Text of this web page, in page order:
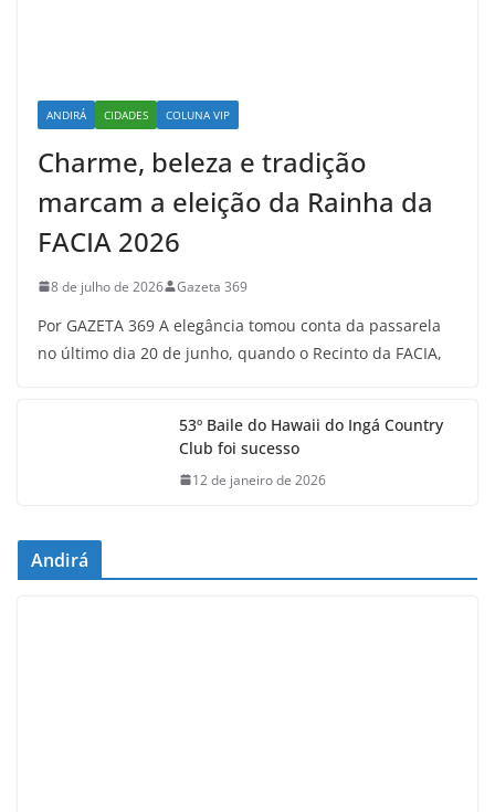
ANDIRÁ CIDADES COLUNA VIP
Charme, beleza e tradição
marcam a eleição da Rainha da
FACIA 2026
8 de julho de 2026 Gazeta 369
Por GAZETA 369 A elegância tomou conta da passarela
no último dia 20 de junho, quando o Recinto da FACIA,
53º Baile do Hawaii do Ingá Country
Club foi sucesso
12 de janeiro de 2026
Andirá